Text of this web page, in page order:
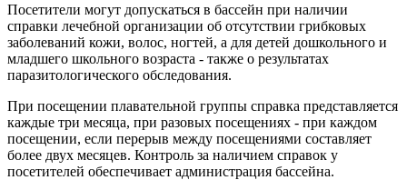
Посетители могут допускаться в бассейн при наличии
справки лечебной организации об отсутствии грибковых
заболеваний кожи, волос, ногтей, а для детей дошкольного и
младшего школьного возраста - также о результатах
паразитологического обследования.
При посещении плавательной группы справка представляется
каждые три месяца, при разовых посещениях - при каждом
посещении, если перерыв между посещениями составляет
более двух месяцев. Контроль за наличием справок у
посетителей обеспечивает администрация бассейна.